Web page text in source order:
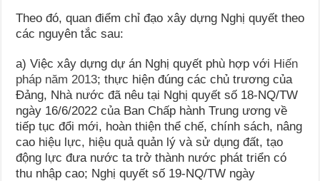
Theo đó, quan điểm chỉ đạo xây dựng Nghị quyết theo
các nguyên tắc sau:
a) Việc xây dựng dự án Nghị quyết phù hợp với Hiến
pháp năm 2013; thực hiện đúng các chủ trương của
Đảng, Nhà nước đã nêu tại Nghị quyết số 18-NQ/TW
ngày 16/6/2022 của Ban Chấp hành Trung ương về
tiếp tục đổi mới, hoàn thiện thể chế, chính sách, nâng
cao hiệu lực, hiệu quả quản lý và sử dụng đất, tạo
động lực đưa nước ta trở thành nước phát triển có
thu nhập cao; Nghị quyết số 19-NQ/TW ngày